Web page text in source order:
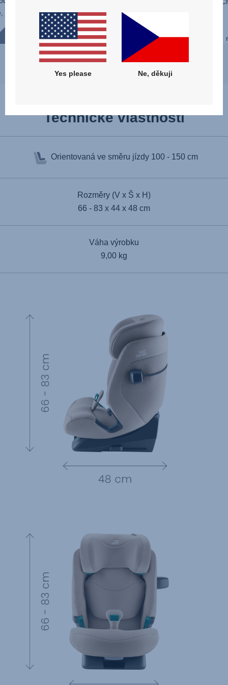
celé dětství a umožní ti zvolit sklon bez
nutnost...
Technické vlastnosti
Orientovaná ve směru jízdy 100 - 150 cm
Rozměry (V x Š x H)
66 - 83 x 44 x 48 cm
Váha výrobku
9,00 kg
Yes please Ne, děkuji